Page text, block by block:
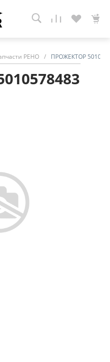
РЕНО / ПРОЖЕКТОР